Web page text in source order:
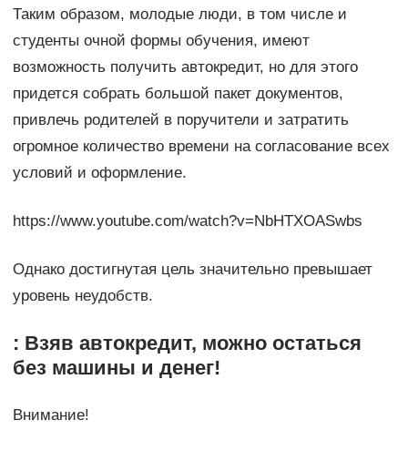
Таким образом, молодые люди, в том числе и
студенты очной формы обучения, имеют
возможность получить автокредит, но для этого
придется собрать большой пакет документов,
привлечь родителей в поручители и затратить
огромное количество времени на согласование всех
условий и оформление.
https://www.youtube.com/watch?v=NbHTXOASwbs
Однако достигнутая цель значительно превышает
уровень неудобств.
: Взяв автокредит, можно остаться
без машины и денег!
Внимание!